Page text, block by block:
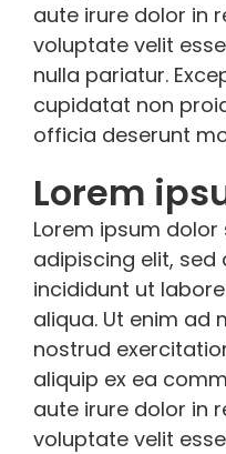
aute irure dolor in
voluptate velit
nulla pariatur.
cupidatat non
officia deserunt
Lorem
Lorem ipsum
adipiscing elit,
incididunt ut
aliqua. Ut enim ad
nostrud
aliquip ex ea
aute irure dolor in
voluptate velit